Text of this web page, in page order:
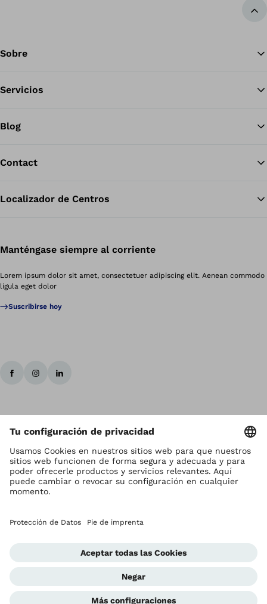
Sobre
Servicios
Blog
Contact
Localizador de Centros
Manténgase siempre al corriente
Lorem ipsum dolor sit amet, consectetuer adipiscing elit. Aenean commodo
ligula eget dolor
Suscribirse hoy
Los derechos de autor son propiedad de Ottobock
Ajustes de la protección de datos
Privacy Notice
Sistema de Notificación de la Conformidad